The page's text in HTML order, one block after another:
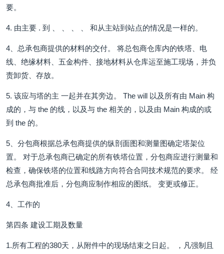
要。
4. 由主要 . 到 、 、 、 、 和从主站到站点的情况是一样的。
4、总承包商提供的材料的交付。 将总包商仓库内的铁塔、电
线、绝缘材料、五金构件、接地材料从仓库运至施工现场，并负
责卸货、存放。
5. 该应与塔的主 一起并在其旁边。 The will 以及所有由 Main 构
成的，与 the 的线，以及与 the 相关的，以及由 Main 构成的或
到 the 的。
5、分包商根据总承包商提供的纵剖面图和测量图确定塔架位
置。 对于总承包商已确定的所有铁塔位置，分包商应进行测量和
检查，确保铁塔的位置和线路方向符合合同技术规范的要求。 经
总承包商批准后，分包商应制作相应的图纸。 变更或修正。
4、工作的
第四条 建设工期及数量
1.所有工程的380天，从附件中的现场结束之日起。 ，凡强制且